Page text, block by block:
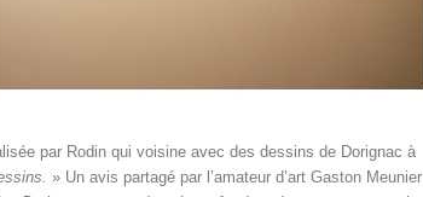
par Rodin qui voisine avec des dessins de Dorignac à
» Un avis partagé par l’amateur d’art Gaston Meunier